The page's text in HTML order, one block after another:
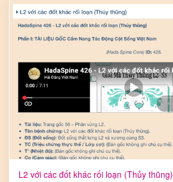
L2 với các đốt khác rối loạn (Thủy thũng)